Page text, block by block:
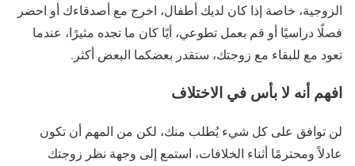
الزوجية، خاصة إذا كان لديك أطفال، اخرج مع أصدقاءك أو احضر
فصلًا دراسيًا أو قم بعمل تطوعي، أيًا كان ما تجده مثيرًا، عندما
تعود مع للبقاء مع زوجتك، ستقدر بعضكما البعض أكثر.
افهم أنه لا بأس في الاختلاف
لن توافق على كل شيء يُطلب منك، لكن من المهم أن تكون
عادلاً ومحترمًا أثناء الخلافات، استمع إلى وجهة نظر زوجتك